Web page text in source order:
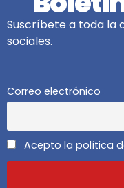
Suscríbete a toda la
sociales.
Correo electrónico
Acepto la política